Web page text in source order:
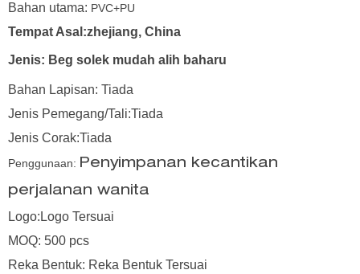
Bahan utama: PVC+PU
Tempat Asal:zhejiang, China
Jenis: Beg solek mudah alih baharu
Bahan Lapisan: Tiada
Jenis Pemegang/Tali:Tiada
Jenis Corak:Tiada
Penggunaan: Penyimpanan kecantikan
perjalanan wanita
Logo:Logo Tersuai
MOQ: 500 pcs
Reka Bentuk: Reka Bentuk Tersuai